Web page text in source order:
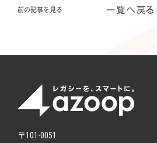
前の記事を見る
〒101-0051